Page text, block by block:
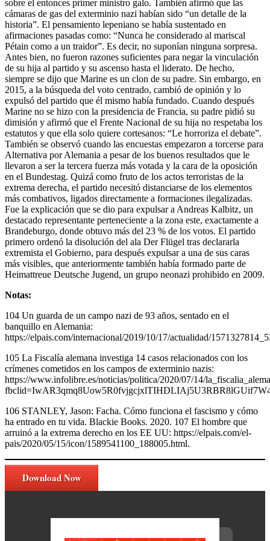
sobre el entonces primer ministro galo. También afirmó que las
cámaras de gas del exterminio nazi habían sido “un detalle de la
historia”. El pensamiento lepeniano se había sustentado en
afirmaciones pasadas como: “Nunca he considerado al mariscal
Pétain como a un traidor”. Es decir, no suponían ninguna sorpresa.
Antes bien, no fueron razones suficientes para negar la vinculación
de su hija al partido y su ascenso hasta el liderato. De hecho,
siempre se dijo que Marine es un clon de su padre. Sin embargo, en
2015, a la búsqueda del voto centrado, cambió de opinión y lo
expulsó del partido que él mismo había fundado. Cuando después
Marine no se hizo con la presidencia de Francia, su padre pidió su
dimisión y afirmó que el Frente Nacional de su hija no respetaba los
estatutos y que ella solo quiere cortesanos: “Le horroriza el debate”.
También se observó cuando las encuestas empezaron a torcerse para
Alternativa por Alemania a pesar de los buenos resultados que le
llevaron a ser la tercera fuerza más votada y la cara de la oposición
en el Bundestag. Quizá como fruto de los actos terroristas de la
extrema derecha, el partido necesitó distanciarse de los elementos
más combativos, ligados directamente a formaciones ilegalizadas.
Fue la explicación que se dio para expulsar a Andreas Kalbitz, un
destacado representante perteneciente a la zona este, exactamente a
Brandeburgo, donde obtuvo más del 23 % de los votos. El partido
primero ordenó la disolución del ala Der Flügel tras declararla
extremista el Gobierno, para después expulsar a una de sus caras
más visibles, que anteriormente también había formado parte de
Heimattreue Deutsche Jugend, un grupo neonazi prohibido en 2009.
Notas:
104 Un guarda de un campo nazi de 93 años, sentado en el
banquillo en Alemania:
https://elpais.com/internacional/2019/10/17/actualidad/
105 La Fiscalía alemana investiga 14 casos relacionados con los
crímenes cometidos en los campos de exterminio nazis:
https://www.infolibre.es/noticias/politica/2020/07/14/
106 STANLEY, Jason: Facha. Cómo funciona el fascismo y cómo
ha entrado en tu vida. Blackie Books. 2020. 107 El hombre que
arruinó a la extrema derecho en los EE UU: https://elpais.com/el-
pais/2020/05/15/icon/1589541100_188005.html.
Download Now